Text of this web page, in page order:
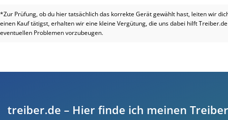
*Zur Prüfung, ob du hier tatsächlich das korrekte Gerät gewählt hast, leiten wir
einen Kauf tätigst, erhalten wir eine kleine Vergütung, die uns dabei hilft
eventuellen Problemen vorzubeugen.
treiber.de – Hier finde ich meinen